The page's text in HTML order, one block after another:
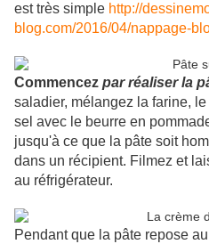
est très simple http://
blog.com/2016/04/nappage-
Commencez par réaliser la
saladier, mélangez la farine,
sel avec le beurre en
jusqu'à ce que la pâte soit
dans un récipient. Filmez et
au réfrigérateur.
Pendant que la pâte repose